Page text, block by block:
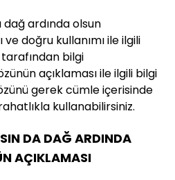
dağ ardında olsun
doğru kullanımı ile ilgili
bilgi
açıklaması ile ilgili bilgi
gerek cümle içerisinde
kullanabilirsiniz.
DA DAĞ ARDINDA
AÇIKLAMASI